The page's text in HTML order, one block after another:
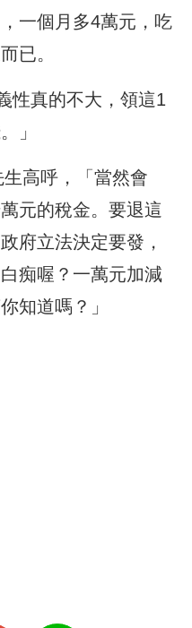
一個月多4萬元，吃
已。
性真的不大，領這1
」
高呼，「當然會
元的稅金。要退這
府立法決定要發，
痴喔？一萬元加減
知道嗎？」